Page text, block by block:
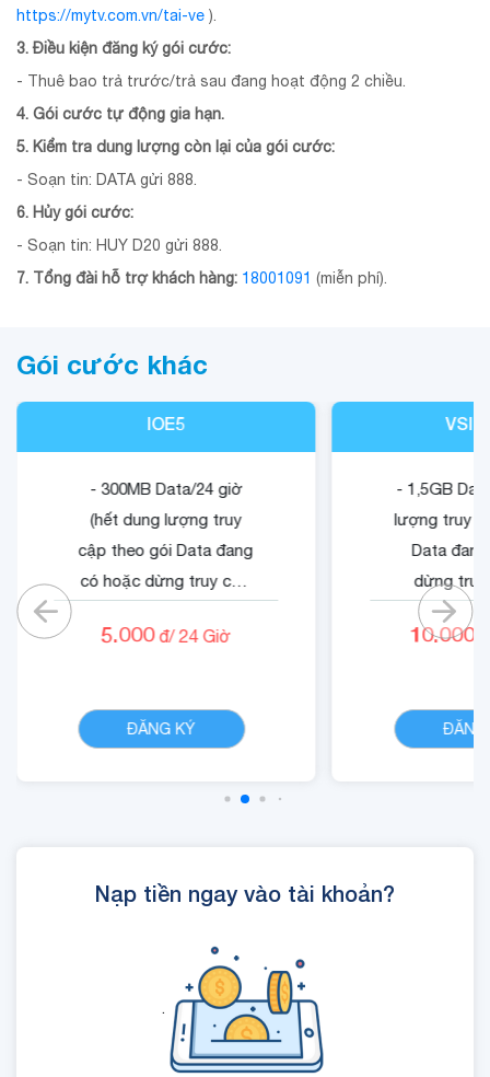
https://mytv.com.vn/tai-ve ).
3. Điều kiện đăng ký gói cước:
- Thuê bao trả trước/trả sau đang hoạt động 2 chiều.
4. Gói cước tự động gia hạn.
5. Kiểm tra dung lượng còn lại của gói cước:
- Soạn tin: DATA gửi 888.
6. Hủy gói cước:
- Soạn tin: HUY D20 gửi 888.
7. Tổng đài hỗ trợ khách hàng: 18001091 (miễn phí).
Gói cước khác
IOE5
- 300MB Data/24 giờ
(hết dung lượng truy
cập theo gói Data đang
có hoặc dừng truy cập
- Cộng 500 RUBY.
5.000đ/ 24 Giờ
ĐĂNG KÝ
- 1,5GB
lượng truy
Data
dừng truy
không
- Quyền lợi
10.000
ĐĂNG
Nạp tiền ngay vào tài khoản?
.